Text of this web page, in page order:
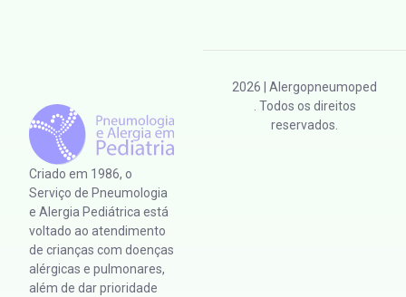
Criado em 1986, o
Serviço de Pneumologia
e Alergia Pediátrica está
voltado ao atendimento
de crianças com doenças
alérgicas e pulmonares,
além de dar prioridade
2026 | Alergopneumoped
. Todos os direitos
reservados.